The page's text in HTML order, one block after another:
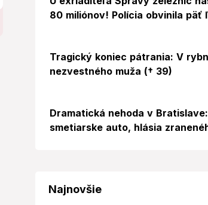
80 miliónov! Polícia obvinila päť
Tragický koniec pátrania: V
nezvestného muža († 39)
Dramatická nehoda v
smetiarske auto, hlásia
Najnovšie